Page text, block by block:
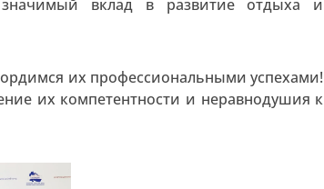
вклад в развитие отдыха и
их профессиональными успехами!
их компетентности и неравнодушия к